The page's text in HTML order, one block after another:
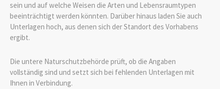
sein und auf welche Weisen die Arten und Lebensraumtypen
beeinträchtigt werden könnten. Darüber hinaus laden Sie auch
Unterlagen hoch, aus denen sich der Standort des Vorhabens
ergibt.
Die untere Naturschutzbehörde prüft, ob die Angaben
vollständig sind und setzt sich bei fehlenden Unterlagen mit
Ihnen in Verbindung.